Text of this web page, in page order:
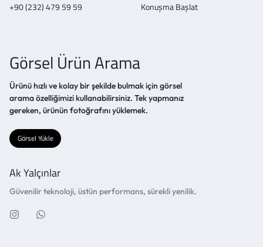
+90 (232) 479 59 59 Konuşma Başlat
Görsel Ürün Arama
Ürünü hızlı ve kolay bir şekilde bulmak için görsel
arama özelliğimizi kullanabilirsiniz. Tek yapmanız
gereken, ürünün fotoğrafını yüklemek.
Görsel Yükle
Ak Yalçınlar
Güvenilir teknoloji, üstün performans, sürekli yenilik.